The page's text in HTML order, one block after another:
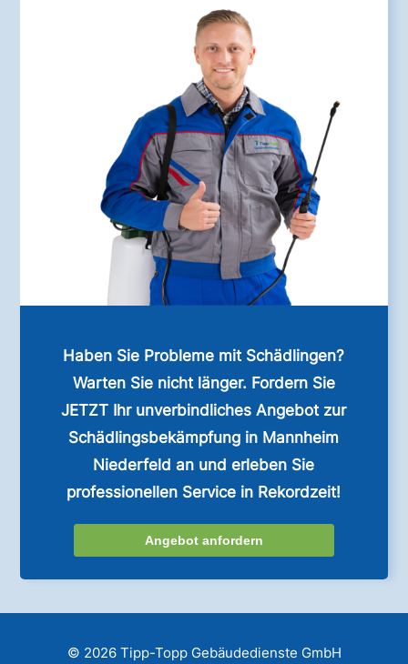
Haben Sie Probleme mit Schädlingen?
Warten Sie nicht länger. Fordern Sie
JETZT Ihr unverbindliches Angebot zur
Schädlingsbekämpfung in Mannheim
Niederfeld an und erleben Sie
professionellen Service in Rekordzeit!
Angebot anfordern
© 2026 Tipp-Topp Gebäudedienste GmbH